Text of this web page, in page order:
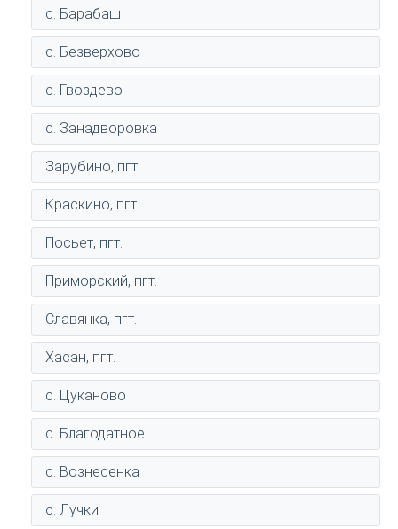
с. Барабаш
с. Безверхово
с. Гвоздево
с. Занадворовка
Зарубино, пгт.
Краскино, пгт.
Посьет, пгт.
Приморский, пгт.
Славянка, пгт.
Хасан, пгт.
с. Цуканово
с. Благодатное
с. Вознесенка
с. Лучки